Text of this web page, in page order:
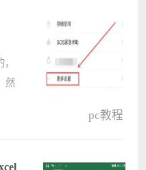
然
pc教程